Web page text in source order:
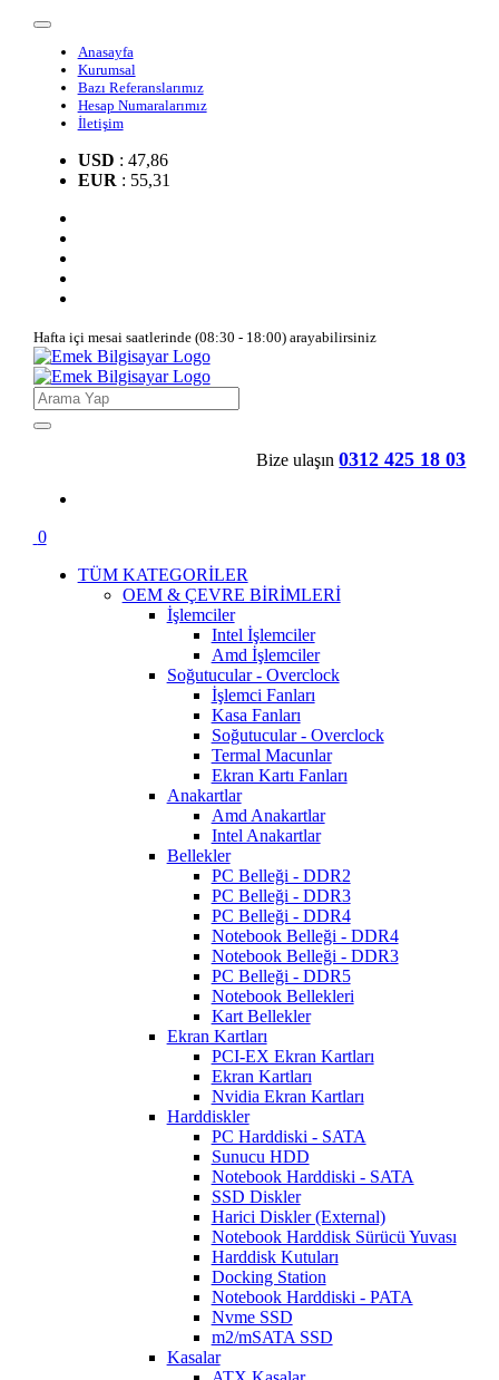
Anasayfa
Kurumsal
Bazı Referanslarımız
Hesap Numaralarımız
İletişim
USD : 47,86
EUR : 55,31
Hafta içi mesai saatlerinde (08:30 - 18:00) arayabilirsiniz
Bize ulaşın 0312 425 18 03
0
TÜM KATEGORİLER
OEM & ÇEVRE BİRİMLERİ
İşlemciler
Intel İşlemciler
Amd İşlemciler
Soğutucular - Overclock
İşlemci Fanları
Kasa Fanları
Soğutucular - Overclock
Termal Macunlar
Ekran Kartı Fanları
Anakartlar
Amd Anakartlar
Intel Anakartlar
Bellekler
PC Belleği - DDR2
PC Belleği - DDR3
PC Belleği - DDR4
Notebook Belleği - DDR4
Notebook Belleği - DDR3
PC Belleği - DDR5
Notebook Bellekleri
Kart Bellekler
Ekran Kartları
PCI-EX Ekran Kartları
Ekran Kartları
Nvidia Ekran Kartları
Harddiskler
PC Harddiski - SATA
Sunucu HDD
Notebook Harddiski - SATA
SSD Diskler
Harici Diskler (External)
Notebook Harddisk Sürücü Yuvası
Harddisk Kutuları
Docking Station
Notebook Harddiski - PATA
Nvme SSD
m2/mSATA SSD
Kasalar